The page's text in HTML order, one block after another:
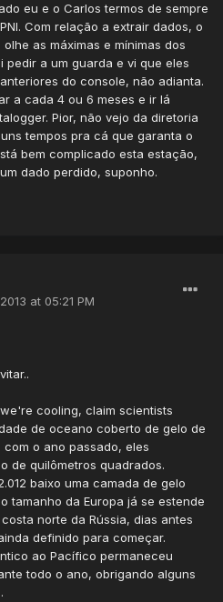
eu e o Carlos termos de sempre
Com relação a extrair dados, o
as máximas e mínimas dos
pedir a um guarda e vi que eles
do console, não adianta.
a cada 4 ou 6 meses e ir lá
Pior, não vejo da diretoria
tempos pra cá que garanta o
bem complicado esta estação,
dado perdido, suponho.
at 05:21 PM
cooling, claim scientists
de oceano coberto de gelo de
o ano passado, eles
de quilômetros quadrados.
baixo uma camada de gelo
tamanho da Europa já se estende
norte da Rússia, dias antes
definido para começar.
ao Pacífico permaneceu
todo o ano, obrigando alguns